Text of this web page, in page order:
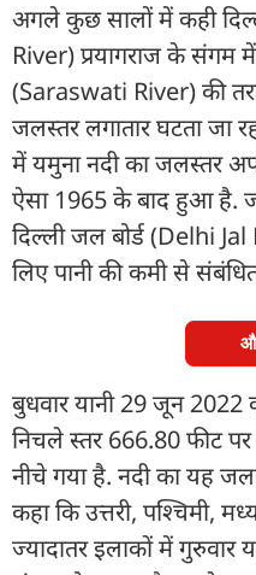
अगले कुछ सालों में कही
River) प्रयागराज के संगम
(Saraswati River) की
जलस्तर लगातार घटता जा
में यमुना नदी का जलस्तर
ऐसा 1965 के बाद हुआ है.
दिल्ली जल बोर्ड (Delhi
लिए पानी की कमी से
बुधवार यानी 29 जून
निचले स्तर 666.80 फीट
नीचे गया है. नदी का यह
कहा कि उत्तरी, पश्चिमी,
ज्यादातर इलाकों में गुरुवार